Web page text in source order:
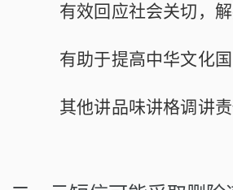
有效回应社会关切，
有助于提高中华文化
其他讲品味讲格调讲